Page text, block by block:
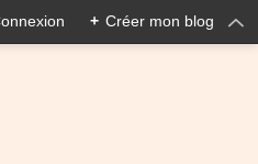
+ Créer mon blog